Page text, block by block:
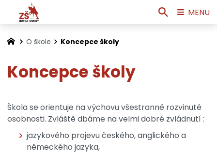
O škole Koncepce školy
Koncepce školy
Škola se orientuje na výchovu všestranně rozvinuté
osobnosti. Zvláště dbáme na velmi dobré zvládnutí :
jazykového projevu českého, anglického a
německého jazyka,
MENU